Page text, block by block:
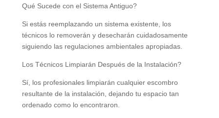
Qué Sucede con el Sistema Antiguo?
Si estás reemplazando un sistema existente, los
técnicos lo removerán y desecharán cuidadosamente
siguiendo las regulaciones ambientales apropiadas.
Los Técnicos Limpiarán Después de la Instalación?
Sí, los profesionales limpiarán cualquier escombro
resultante de la instalación, dejando tu espacio tan
ordenado como lo encontraron.